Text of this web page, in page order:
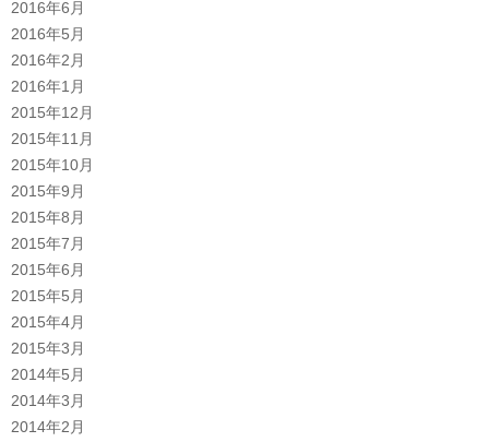
2016年6月
2016年5月
2016年2月
2016年1月
2015年12月
2015年11月
2015年10月
2015年9月
2015年8月
2015年7月
2015年6月
2015年5月
2015年4月
2015年3月
2014年5月
2014年3月
2014年2月